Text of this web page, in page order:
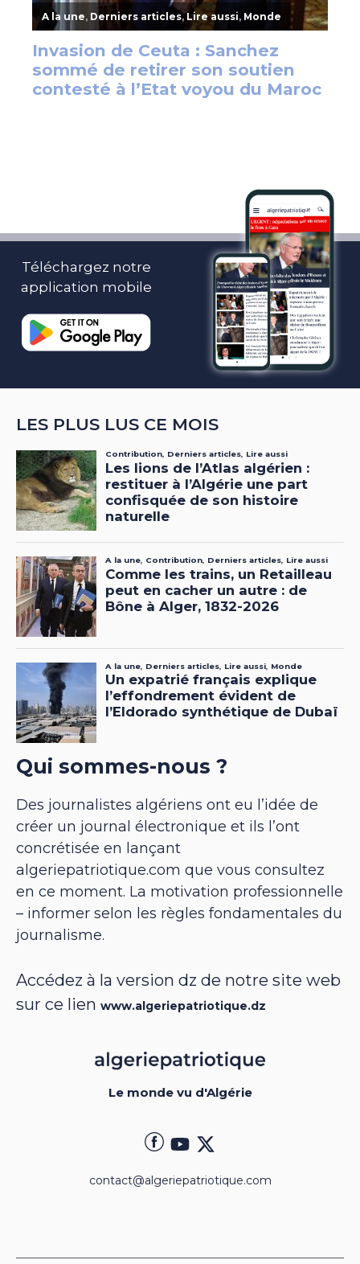
Téléchargez notre
application mobile
LES PLUS LUS CE MOIS
Qui sommes-nous ?
Des journalistes algériens ont eu l’idée de
créer un journal électronique et ils l’ont
concrétisée en lançant
algeriepatriotique.com que vous consultez
en ce moment. La motivation professionnelle
– informer selon les règles fondamentales du
journalisme.
Accédez à la version dz de notre site web
sur ce lien www.algeriepatriotique.dz
Le monde vu d'Algérie
contact@algeriepatriotique.com